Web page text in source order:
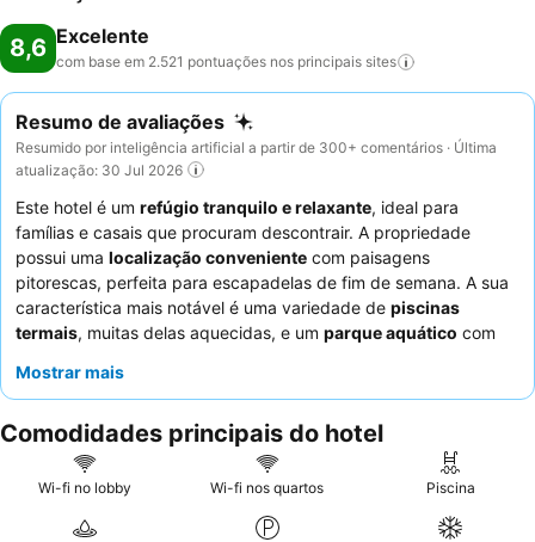
8,6 Excelente
com base em 2.521 pontuações nos principais sites
Resumo de avaliações
Resumido por inteligência artificial a partir de 300+ comentários · Última
atualização: 30 Jul 2026
Este hotel é um refúgio tranquilo e relaxante, ideal para
famílias e casais que procuram descontrair. A propriedade
possui uma localização conveniente com paisagens
pitorescas, perfeita para escapadelas de fim de semana. A sua
característica mais notável é uma variedade de piscinas
termais, muitas delas aquecidas, e um parque aquático com
consistentemente o
frescura e variedade. Para uma experiência única, considere a
opção de day-use
para desfrutar plenamente das instalações.
Mostrar mais
Comodidades principais do hotel
Wi-fi no lobby Wi-fi nos quartos Piscina